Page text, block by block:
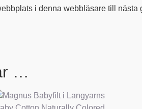
i denna webbläsare till nästa
…